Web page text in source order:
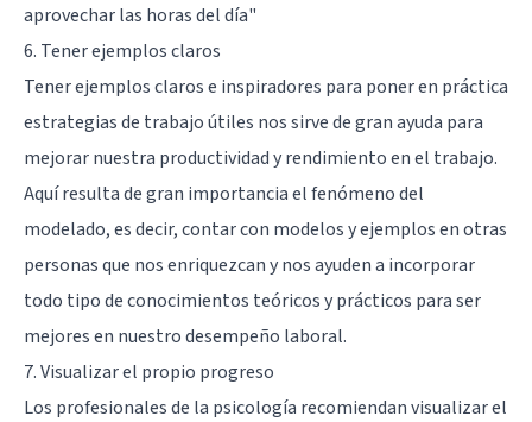
aprovechar las horas del día"
6. Tener ejemplos claros
Tener ejemplos claros e inspiradores para poner en práctica
estrategias de trabajo útiles nos sirve de gran ayuda para
mejorar nuestra productividad y rendimiento en el trabajo.
Aquí resulta de gran importancia el fenómeno del
modelado, es decir, contar con modelos y ejemplos en otras
personas que nos enriquezcan y nos ayuden a incorporar
todo tipo de conocimientos teóricos y prácticos para ser
mejores en nuestro desempeño laboral.
7. Visualizar el propio progreso
Los profesionales de la psicología recomiendan visualizar el